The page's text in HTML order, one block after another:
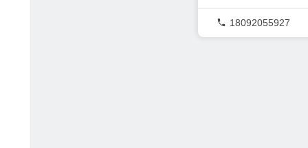
18092055927